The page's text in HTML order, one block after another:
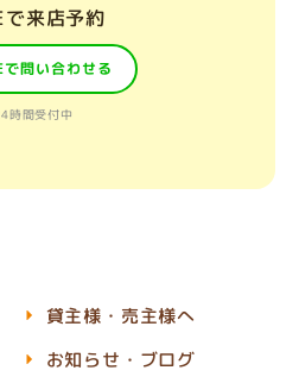
で来店予約
問い合わせる
時間受付中
貸主様・売主様へ
お知らせ・ブログ